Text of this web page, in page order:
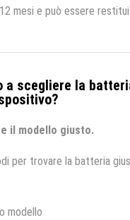
mesi e può essere
a scegliere la
il modello giusto.
per trovare la batteria
modello